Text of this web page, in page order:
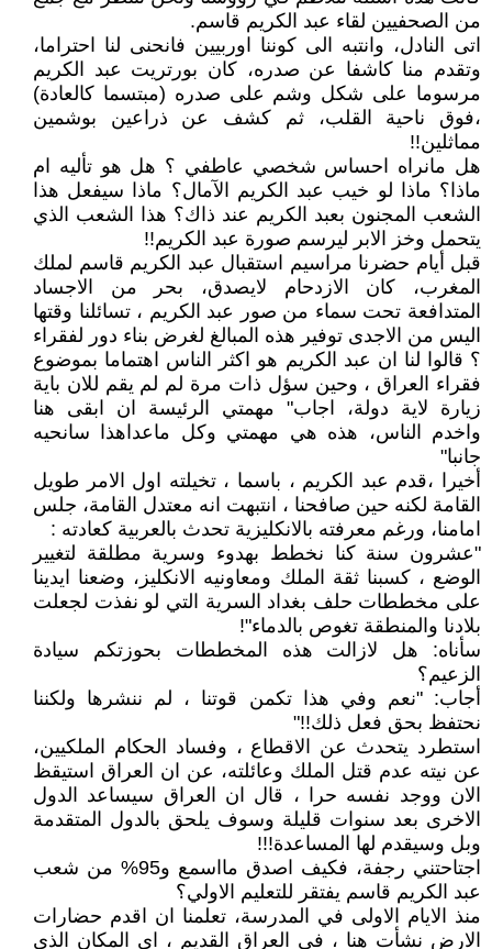
من الصحفيين لقاء عبد الكريم قاسم.
اتى النادل، وانتبه الى كوننا اوربيين فانحنى لنا احتراما،
وتقدم منا كاشفا عن صدره، كان بورتريت عبد الكريم
مرسوما على شكل وشم على صدره (مبتسما كالعادة)
،فوق ناحية القلب، ثم كشف عن ذراعين بوشمين
مماثلين!!
هل مانراه احساس شخصي عاطفي ؟ هل هو تأليه ام
ماذا؟ ماذا لو خيب عبد الكريم الآمال؟ ماذا سيفعل هذا
الشعب المجنون بعبد الكريم عند ذاك؟ هذا الشعب الذي
يتحمل وخز الابر ليرسم صورة عبد الكريم!!
قبل أيام حضرنا مراسيم استقبال عبد الكريم قاسم لملك
المغرب، كان الازدحام لايصدق، بحر من الاجساد
المتدافعة تحت سماء من صور عبد الكريم ، تسائلنا وقتها
اليس من الاجدى توفير هذه المبالغ لغرض بناء دور لفقراء
؟ قالوا لنا ان عبد الكريم هو اكثر الناس اهتماما بموضوع
فقراء العراق ، وحين سؤل ذات مرة لم لم يقم للان باية
زيارة لاية دولة، اجاب" مهمتي الرئيسة ان ابقى هنا
واخدم الناس، هذه هي مهمتي وكل ماعداهذا سانحيه
جانبا"
أخيرا ،قدم عبد الكريم ، باسما ، تخيلته اول الامر طويل
القامة لكنه حين صافحنا ، انتبهت انه معتدل القامة، جلس
امامنا، ورغم معرفته بالانكليزية تحدث بالعربية كعادته :
"عشرون سنة كنا نخطط بهدوء وسرية مطلقة لتغيير
الوضع ، كسبنا ثقة الملك ومعاونيه الانكليز، وضعنا ايدينا
على مخططات حلف بغداد السرية التي لو نفذت لجعلت
بلادنا والمنطقة تغوص بالدماء"!
سأناه: هل لازالت هذه المخططات بحوزتكم سيادة
الزعيم؟
أجاب: "نعم وفي هذا تكمن قوتنا ، لم ننشرها ولكننا
نحتفظ بحق فعل ذلك!!"
استطرد يتحدث عن الاقطاع ، وفساد الحكام الملكيين،
عن نيته عدم قتل الملك وعائلته، عن ان العراق استيقظ
الان ووجد نفسه حرا ، قال ان العراق سيساعد الدول
الاخرى بعد سنوات قليلة وسوف يلحق بالدول المتقدمة
وبل وسيقدم لها المساعدة!!!
اجتاحتني رجفة، فكيف اصدق مااسمع و95% من شعب
عبد الكريم قاسم يفتقر للتعليم الاولي؟
منذ الايام الاولى في المدرسة، تعلمنا ان اقدم حضارات
الارض نشأت هنا ، في العراق القديم ، اي المكان الذي